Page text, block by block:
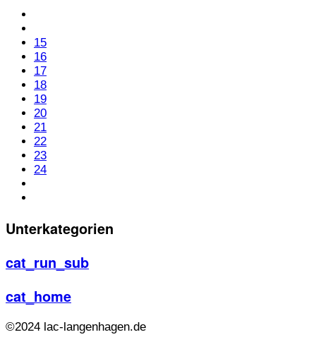
15
16
17
18
19
20
21
22
23
24
Unterkategorien
cat_run_sub
cat_home
©2024 lac-langenhagen.de